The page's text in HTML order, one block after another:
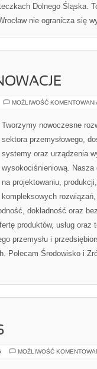
Dolnego Śląska.
nie ogranicza się
MOŻLIWOŚĆ
Tworzymy nowoczesne
sektora przemysłowego,
systemy oraz urządzenia
wysokociśnieniową. Nasza
na projektowaniu,
kompleksowych
dokładność oraz
produktów, usług oraz
przemysłu i
Polecam Środowisko i
MOŻLIWOŚĆ